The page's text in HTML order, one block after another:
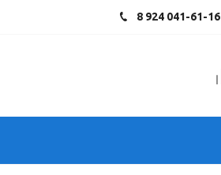
8 924 041-61-16